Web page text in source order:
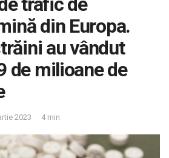
din Europa.
au vândut
de milioane de
2023 4 min